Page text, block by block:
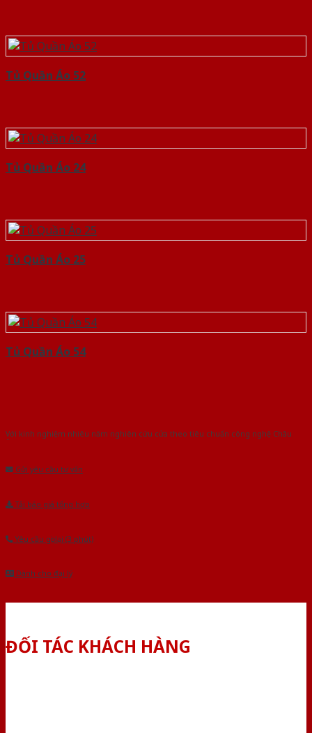
Tủ Quần Áo 52
Tủ Quần Áo 24
Tủ Quần Áo 25
Tủ Quần Áo 54
Với kinh nghiệm nhiêu năm nghiên cứu cửa theo tiêu chuẩn công nghệ Châu
Gửi yêu cầu tư vấn
Tải báo giá tổng hợp
Yêu cầu gọi lại (3 phút)
Dành cho đại lý
ĐỐI TÁC KHÁCH HÀNG